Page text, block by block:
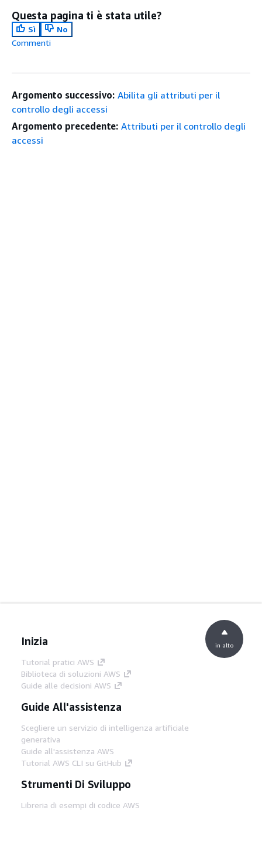
Questa pagina ti è stata utile?
Sì
No
Commenti
Argomento successivo: Abilita gli attributi per il
controllo degli accessi
Argomento precedente: Attributi per il controllo degli
accessi
Inizia
Tutorial pratici AWS
Biblioteca di soluzioni AWS
Guide alle decisioni AWS
Guide All'assistenza
Scegliere un servizio di intelligenza artificiale
generativa
Guide all'assistenza AWS
Tutorial AWS CLI su GitHub
Strumenti Di Sviluppo
Libreria di esempi di codice AWS
in alto